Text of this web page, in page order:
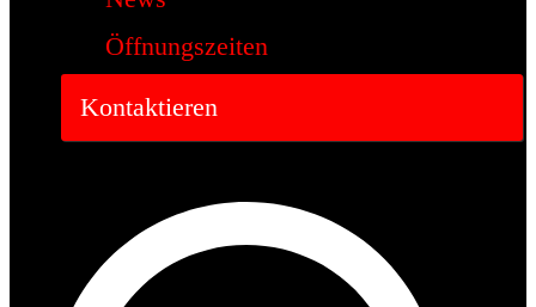
Öffnungszeiten
Kontaktieren